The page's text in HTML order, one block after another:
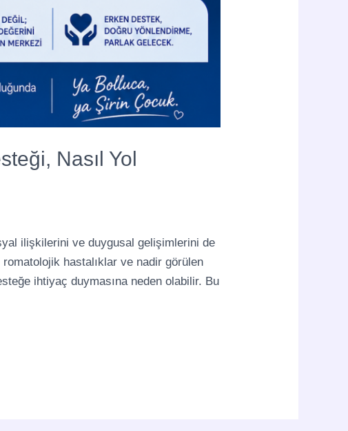
Nasıl Yol
ilişkilerini ve duygusal gelişimlerini de
hastalıklar ve nadir görülen
ihtiyaç duymasına neden olabilir. Bu